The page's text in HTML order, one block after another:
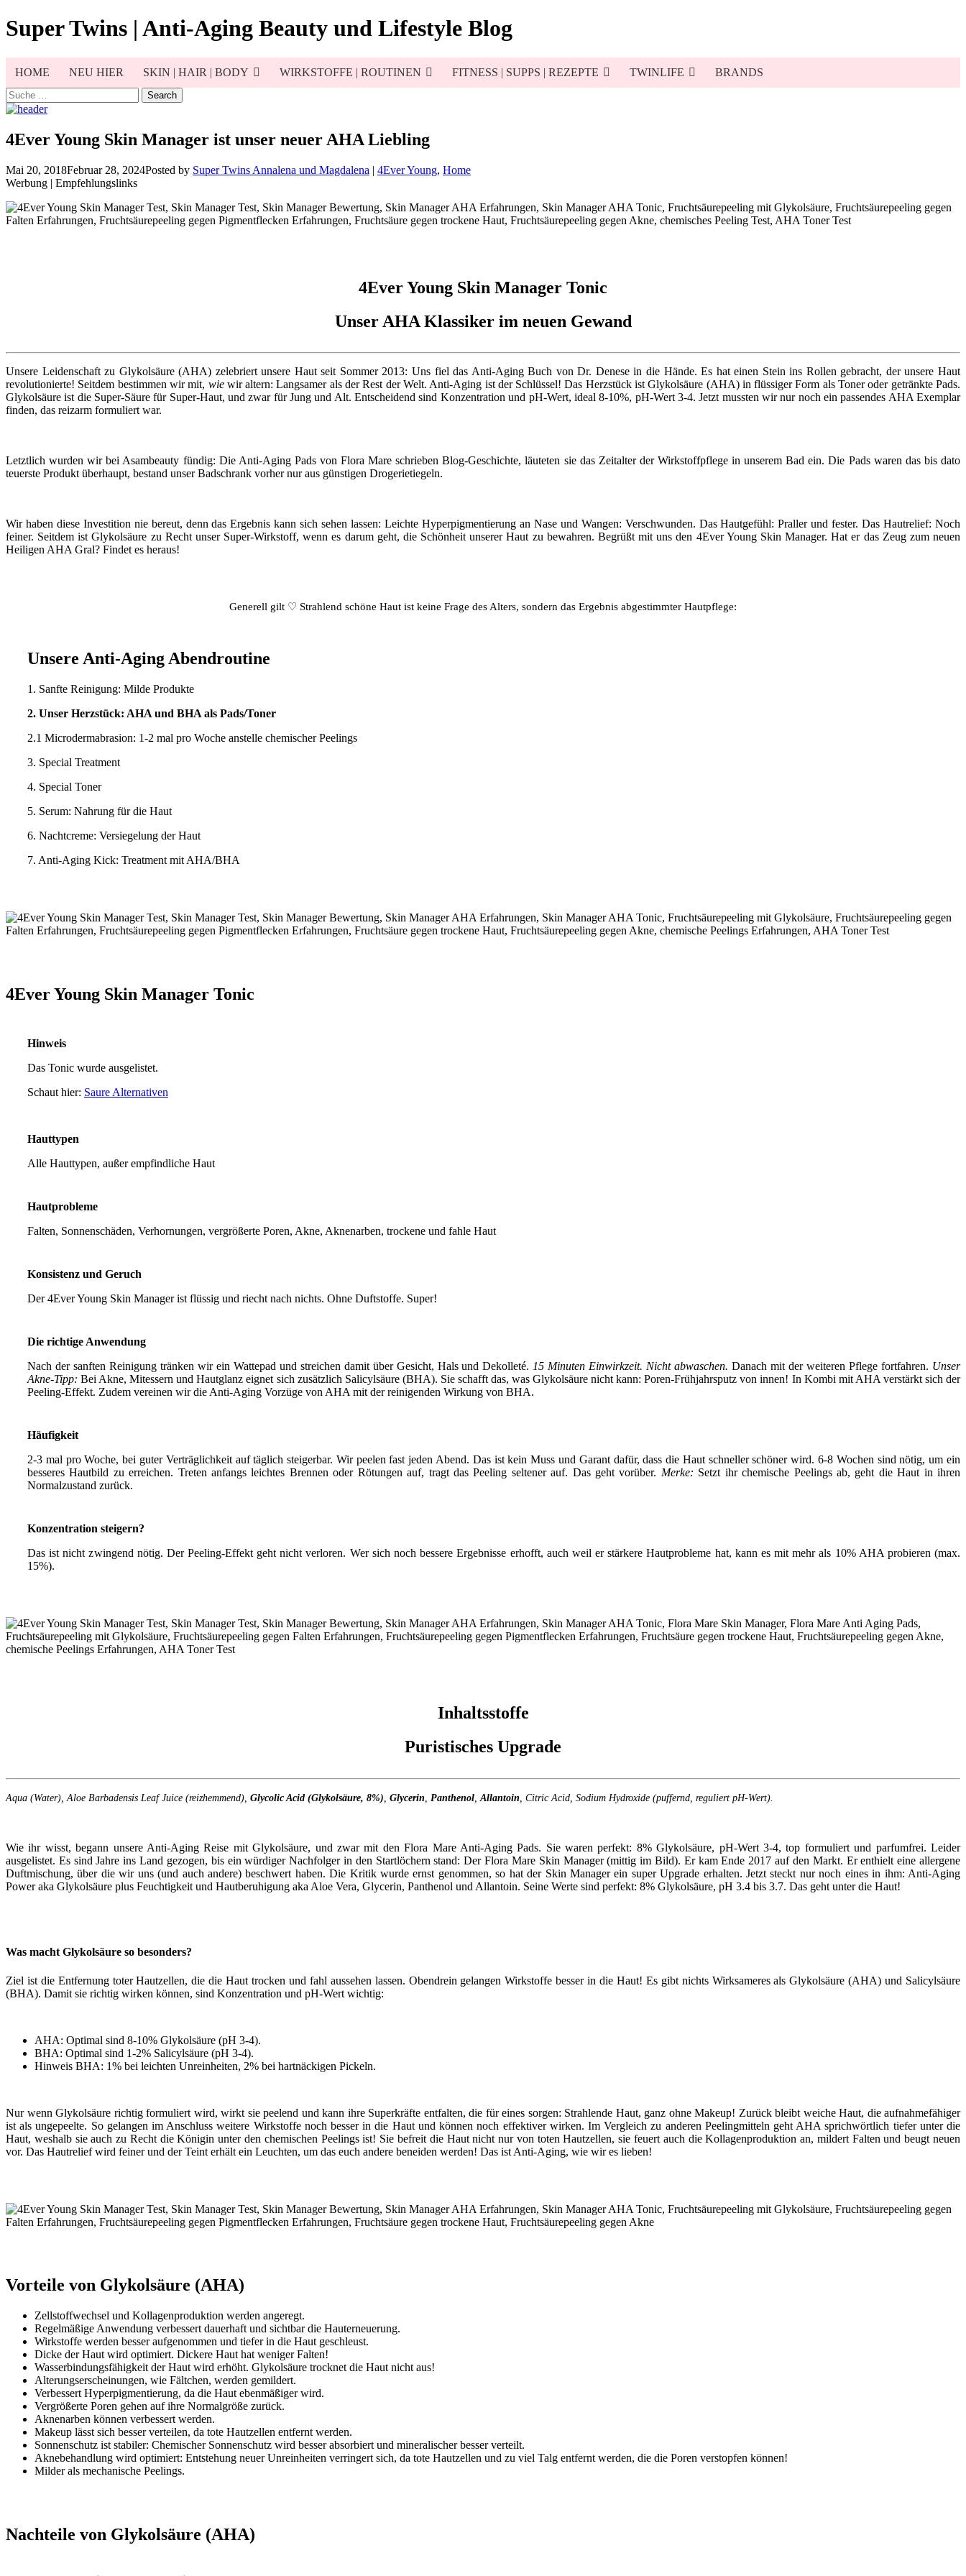
Skip
to
Super Twins | Anti-Aging Beauty und Lifestyle Blog
HOME NEU HIER SKIN | HAIR | BODY WIRKSTOFFE | ROUTINEN FITNESS | SUPPS | REZEPTE TWINLIFE
BRANDS
Search
for:
4Ever Young Skin Manager ist unser neuer AHA Liebling
Mai 20, 2018Februar 28, 2024Posted by Super Twins Annalena und Magdalena | 4Ever Young, Home
Werbung | Empfehlungslinks
4Ever Young Skin Manager Tonic
Unser AHA Klassiker im neuen Gewand
Unsere Leidenschaft zu Glykolsäure (AHA) zelebriert unsere Haut seit Sommer 2013: Uns fiel das Anti-Aging Buch von Dr. Denese in die Hände. Es hat einen Stein ins Rollen gebracht, der unsere Haut
revolutionierte! Seitdem bestimmen wir mit, wiewir altern: Langsamer als der Rest der Welt. Anti-Aging ist der Schlüssel! Das Herzstück ist Glykolsäure (AHA) in flüssiger Form als Toner oder getränkte Pads.
Glykolsäure ist die Super-Säure für Super-Haut, und zwar für Jung und Alt. Entscheidend sind Konzentration und pH-Wert, ideal 8-10%, pH-Wert 3-4. Jetzt mussten wir nur noch ein passendes AHA Exemplar
finden, das reizarm formuliert war.
Letztlich wurden wir bei Asambeauty fündig: Die Anti-Aging Pads von Flora Mare schrieben Blog-Geschichte, läuteten sie das Zeitalter der Wirkstoffpflege in unserem Bad ein. Die Pads waren das bis dato
teuerste Produkt überhaupt, bestand unser Badschrank vorher nur aus günstigen Drogerietiegeln.
Wir haben diese Investition nie bereut, denn das Ergebnis kann sich sehen lassen: Leichte Hyperpigmentierung an Nase und Wangen: Verschwunden. Das Hautgefühl: Praller und fester. Das Hautrelief: Noch
feiner. Seitdem ist Glykolsäure zu Recht unser Super-Wirkstoff, wenn es darum geht, die Schönheit unserer Haut zu bewahren. Begrüßt mit uns den 4Ever Young Skin Manager. Hat er das Zeug zum neuen
Heiligen AHA Gral? Findet es heraus!
Generell gilt ♡ Strahlend schöne Haut ist keine Frage des Alters, sondern das Ergebnis abgestimmter Hautpflege:
Unsere Anti-Aging Abendroutine
1. Sanfte Reinigung: Milde Produkte
2. Unser Herzstück: AHA und BHA als Pads/Toner
2.1 Microdermabrasion: 1-2 mal pro Woche anstelle chemischer Peelings
3. Special Treatment
4. Special Toner
5. Serum: Nahrung für die Haut
6. Nachtcreme: Versiegelung der Haut
7. Anti-Aging Kick: Treatment mit AHA/BHA
4Ever Young Skin Manager Tonic
Hinweis
Das Tonic wurde ausgelistet.
Schaut hier: Saure Alternativen
Hauttypen
Alle Hauttypen, außer empfindliche Haut
Hautprobleme
Falten, Sonnenschäden, Verhornungen, vergrößerte Poren, Akne, Aknenarben, trockene und fahle Haut
Konsistenz und Geruch
Der 4Ever Young Skin Manager ist flüssig und riecht nach nichts. Ohne Duftstoffe. Super!
Die richtige Anwendung
Nach der sanften Reinigung tränken wir ein Wattepad und streichen damit über Gesicht, Hals und Dekolleté. 15 Minuten Einwirkzeit. Nicht abwaschen. Danach mit der weiteren Pflege fortfahren. Unser
Akne-Tipp: Bei Akne, Mitessern und Hautglanz eignet sich zusätzlich Salicylsäure (BHA). Sie schafft das, was Glykolsäure nicht kann: Poren-Frühjahrsputz von innen! In Kombi mit AHA verstärkt sich der
Peeling-Effekt. Zudem vereinen wir die Anti-Aging Vorzüge von AHA mit der reinigenden Wirkung von BHA.
Häufigkeit
2-3 mal pro Woche, bei guter Verträglichkeit auf täglich steigerbar. Wir peelen fast jeden Abend. Das ist kein Muss und Garant dafür, dass die Haut schneller schöner wird. 6-8 Wochen sind nötig, um ein
besseres Hautbild zu erreichen. Treten anfangs leichtes Brennen oder Rötungen auf, tragt das Peeling seltener auf. Das geht vorüber. Merke: Setzt ihr chemische Peelings ab, geht die Haut in ihren
Normalzustand zurück.
Konzentration steigern?
Das ist nicht zwingend nötig. Der Peeling-Effekt geht nicht verloren. Wer sich noch bessere Ergebnisse erhofft, auch weil er stärkere Hautprobleme hat, kann es mit mehr als 10% AHA probieren (max.
15%).
Inhaltsstoffe
Puristisches Upgrade
Aqua (Water), Aloe Barbadensis Leaf Juice (reizhemmend), Glycolic Acid (Glykolsäure, 8%) Glycerin Panthenol Allantoin , Citric Acid, Sodium Hydroxide (puffernd, reguliert pH-Wert).
Wie ihr wisst, begann unsere Anti-Aging Reise mit Glykolsäure, und zwar mit den Flora Mare Anti-Aging Pads. Sie waren perfekt: 8% Glykolsäure, pH-Wert 3-4, top formuliert und parfumfrei. Leider
ausgelistet. Es sind Jahre ins Land gezogen, bis ein würdiger Nachfolger in den Startlöchern stand: Der Flora Mare Skin Manager (mittig im Bild). Er kam Ende 2017 auf den Markt. Er enthielt eine allergene
Duftmischung, über die wir uns (und auch andere) beschwert haben. Die Kritik wurde ernst genommen, so hat der Skin Manager ein super Upgrade erhalten. Jetzt steckt nur noch eines in ihm: Anti-Aging
Power aka Glykolsäure plus Feuchtigkeit und Hautberuhigung aka Aloe Vera, Glycerin, Panthenol und Allantoin. Seine Werte sind perfekt: 8% Glykolsäure, pH 3.4 bis 3.7. Das geht unter die Haut!
Was macht Glykolsäure so besonders?
Ziel ist die Entfernung toter Hautzellen, die die Haut trocken und fahl aussehen lassen. Obendrein gelangen Wirkstoffe besser in die Haut! Es gibt nichts Wirksameres als Glykolsäure (AHA) und Salicylsäure
(BHA). Damit sie richtig wirken können, sind Konzentration und pH-Wert wichtig:
AHA: Optimal sind 8-10% Glykolsäure (pH 3-4).
BHA: Optimal sind 1-2% Salicylsäure (pH 3-4).
Hinweis BHA: 1% bei leichten Unreinheiten, 2% bei hartnäckigen Pickeln.
Nur wenn Glykolsäure richtig formuliert wird, wirkt sie peelend und kann ihre Superkräfte entfalten, die für eines sorgen: Strahlende Haut, ganz ohne Makeup! Zurück bleibt weiche Haut, die aufnahmefähiger
ist als ungepeelte. So gelangen im Anschluss weitere Wirkstoffe noch besser in die Haut und können noch effektiver wirken. Im Vergleich zu anderen Peelingmitteln geht AHA sprichwörtlich tiefer unter die
Haut, weshalb sie auch zu Recht die Königin unter den chemischen Peelings ist! Sie befreit die Haut nicht nur von toten Hautzellen, sie feuert auch die Kollagenproduktion an, mildert Falten und beugt neuen
vor. Das Hautrelief wird feiner und der Teint erhält ein Leuchten, um das euch andere beneiden werden! Das ist Anti-Aging, wie wir es lieben!
Vorteile von Glykolsäure (AHA)
Zellstoffwechsel und Kollagenproduktion werden angeregt.
Regelmäßige Anwendung verbessert dauerhaft und sichtbar die Hauterneuerung.
Wirkstoffe werden besser aufgenommen und tiefer in die Haut geschleust.
Dicke der Haut wird optimiert. Dickere Haut hat weniger Falten!
Wasserbindungsfähigkeit der Haut wird erhöht. Glykolsäure trocknet die Haut nicht aus!
Alterungserscheinungen, wie Fältchen, werden gemildert.
Verbessert Hyperpigmentierung, da die Haut ebenmäßiger wird.
Vergrößerte Poren gehen auf ihre Normalgröße zurück.
Aknenarben können verbessert werden.
Makeup lässt sich besser verteilen, da tote Hautzellen entfernt werden.
Sonnenschutz ist stabiler: Chemischer Sonnenschutz wird besser absorbiert und mineralischer besser verteilt.
Aknebehandlung wird optimiert: Entstehung neuer Unreinheiten verringert sich, da tote Hautzellen und zu viel Talg entfernt werden, die die Poren verstopfen können!
Milder als mechanische Peelings.
Nachteile von Glykolsäure (AHA)